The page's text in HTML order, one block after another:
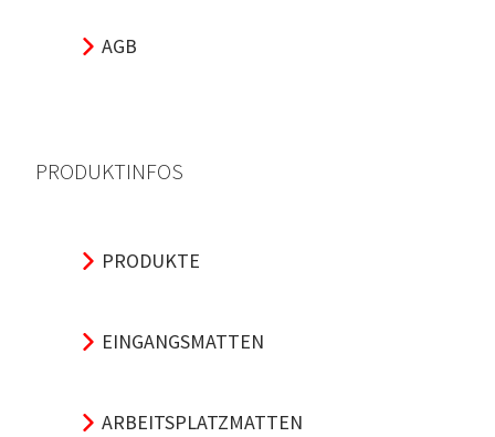
AGB
PRODUKTINFOS
PRODUKTE
EINGANGSMATTEN
ARBEITSPLATZMATTEN